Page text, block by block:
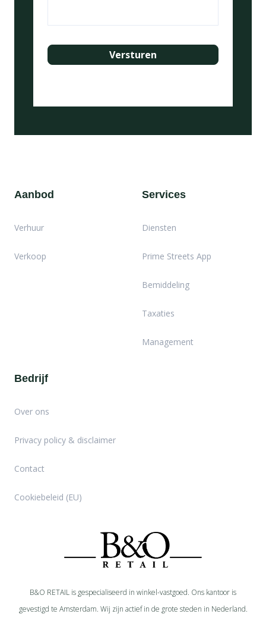
B&O RETAIL is gespecialiseerd in winkel-vastgoed. Ons kantoor is
gevestigd te Amsterdam. Wij zijn actief in de grote steden in Nederland.
Aanbod
Verhuur
Verkoop
Services
Diensten
Prime Streets App
Bemiddeling
Taxaties
Management
Bedrijf
Over ons
Privacy policy & disclaimer
Contact
Cookiebeleid (EU)